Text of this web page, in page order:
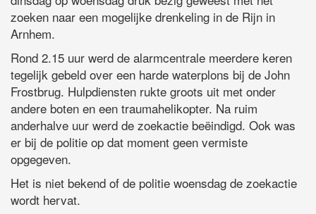
zoeken naar een mogelijke drenkeling in de Rijn in
Arnhem.
Rond 2.15 uur werd de alarmcentrale meerdere keren
tegelijk gebeld over een harde waterplons bij de John
Frostbrug. Hulpdiensten rukte groots uit met onder
andere boten en een traumahelikopter. Na ruim
anderhalve uur werd de zoekactie beëindigd. Ook was
er bij de politie op dat moment geen vermiste
opgegeven.
Het is niet bekend of de politie woensdag de zoekactie
wordt hervat.